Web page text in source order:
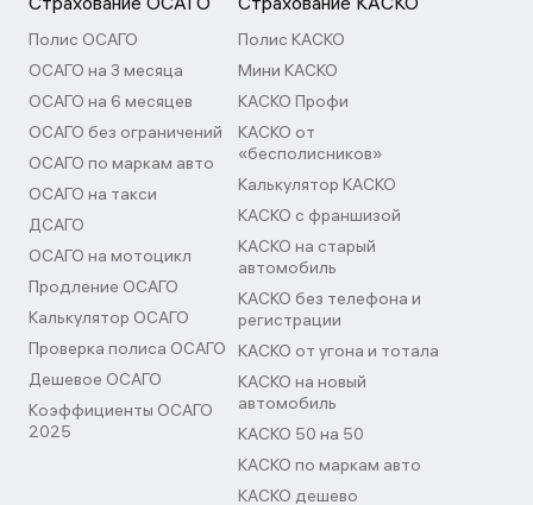
Полис ОСАГО
ОСАГО на 3 месяца
ОСАГО на 6 месяцев
ОСАГО без ограничений
ОСАГО по маркам авто
ОСАГО на такси
ДСАГО
ОСАГО на мотоцикл
Продление ОСАГО
Калькулятор ОСАГО
Проверка полиса ОСАГО
Дешевое ОСАГО
Коэффициенты ОСАГО
2025
Полис КАСКО
Мини КАСКО
КАСКО Профи
КАСКО от
«бесполисников»
Калькулятор КАСКО
КАСКО с франшизой
КАСКО на старый
автомобиль
КАСКО без телефона и
регистрации
КАСКО от угона и тотала
КАСКО на новый
автомобиль
КАСКО 50 на 50
КАСКО по маркам авто
КАСКО дешево